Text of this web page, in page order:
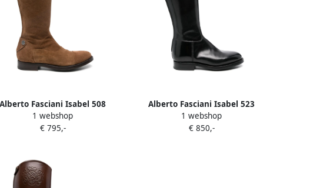
Alberto Fasciani Isabel 508
laarzen Bruin
1 webshop
€ 795,-
Alberto Fasciani Isabel 523
laarzen Zwart
1 webshop
€ 850,-